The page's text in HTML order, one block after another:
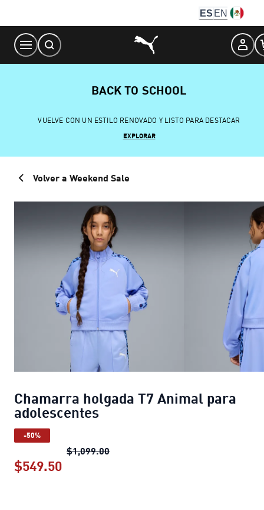
Content
ES EN
BACK TO SCHOOL
VUELVE CON UN ESTILO RENOVADO Y LISTO PARA DESTACAR
EXPLORAR
Volver a Weekend Sale
Chamarra holgada T7 Animal para
adolescentes
-50%
$1,099.00Chamarra holgada T7 Animal para
$549.50